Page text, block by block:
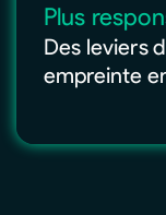
Plus
Des leviers
empreinte